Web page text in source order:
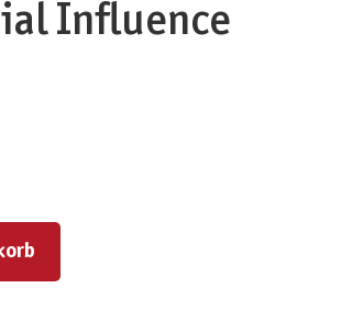
Influence
um die Anzahl zu erhöhen oder zu reduzieren.